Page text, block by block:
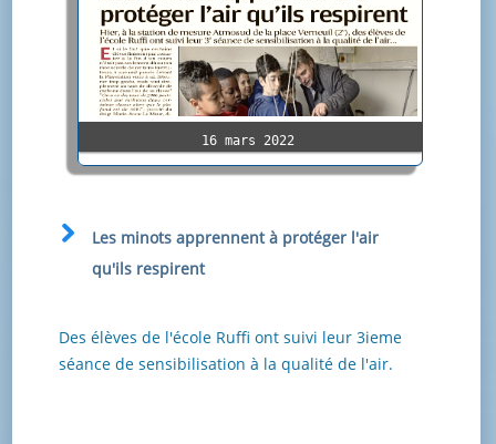
16 mars 2022
Les minots apprennent à protéger l'air
qu'ils respirent
Des élèves de l'école Ruffi ont suivi leur 3ieme
séance de sensibilisation à la qualité de l'air.